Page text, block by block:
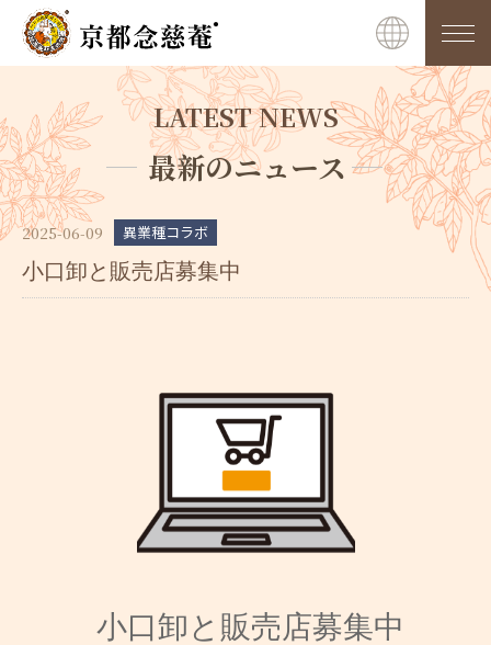
LATEST NEWS
最新のニュース
2025-06-09 異業種コラボ
小口卸と販売店募集中
小口卸と販売店募集中